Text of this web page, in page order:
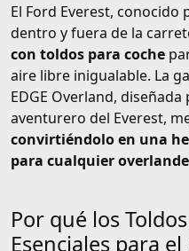
El Ford Everest,
dentro y fuera de la
con toldos para coche
aire libre inigualable. La
EDGE Overland,
aventurero del Everest,
convirtiéndolo en una
para cualquier
Por qué los
Esenciales para el